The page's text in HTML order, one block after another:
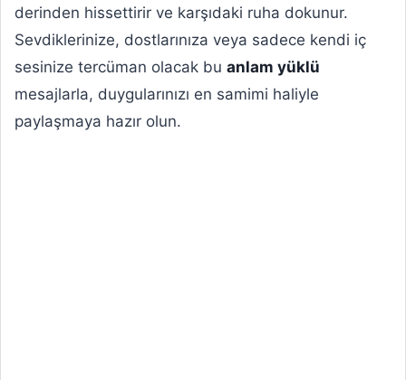
derinden hissettirir ve karşıdaki ruha dokunur.
Sevdiklerinize, dostlarınıza veya sadece kendi iç
sesinize tercüman olacak bu anlam yüklü
mesajlarla, duygularınızı en samimi haliyle
paylaşmaya hazır olun.